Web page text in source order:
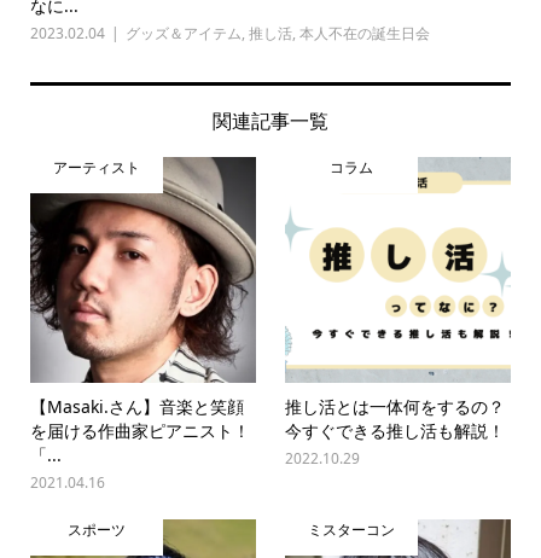
なに...
2023.02.04 グッズ＆アイテム, 推し活, 本人不在の誕生日会
関連記事一覧
アーティスト
【Masaki.さん】音楽と笑顔
を届ける作曲家ピアニスト！
「...
2021.04.16
コラム
推し活とは一体何をするの？
今すぐできる推し活も解説！
2022.10.29
スポーツ ミスターコン